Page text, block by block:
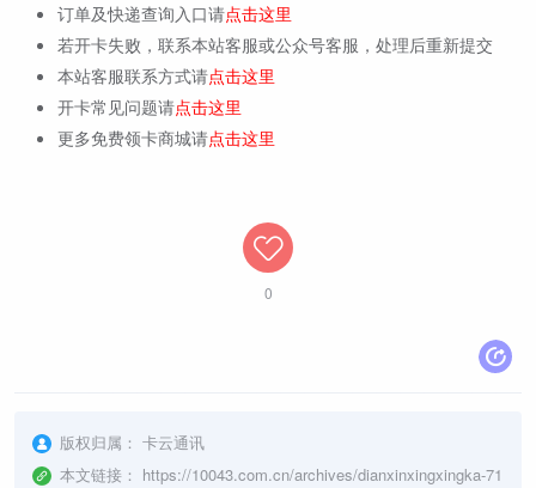
订单及快递查询入口请点击这里
若开卡失败，联系本站客服或公众号客服，处理后重新提交
本站客服联系方式请点击这里
开卡常见问题请点击这里
更多免费领卡商城请点击这里
0
版权归属： 卡云通讯
本文链接： https://10043.com.cn/archives/dianxinxingxingka-71